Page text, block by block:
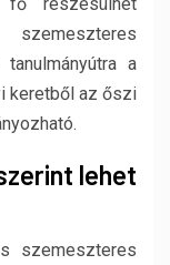
a
keretből az őszi
lehet
szemeszteres